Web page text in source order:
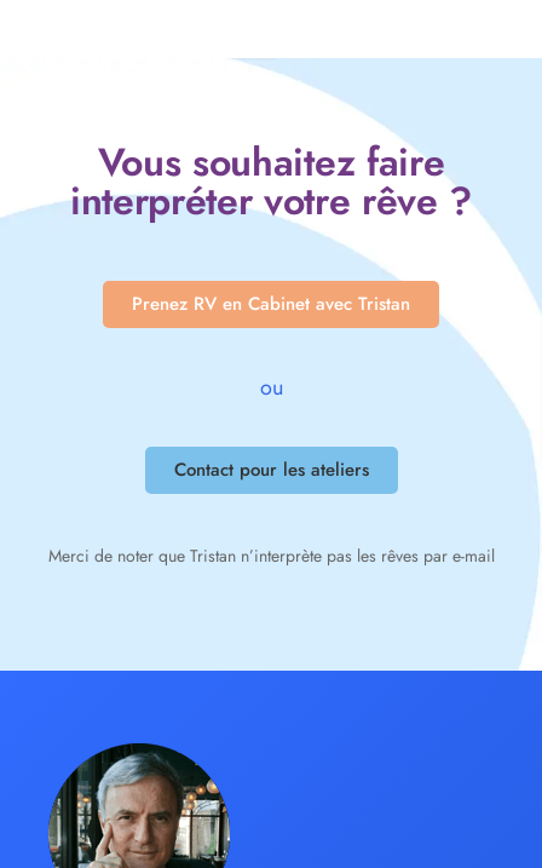
Vous souhaitez faire
interpréter votre rêve ?
Prenez RV en Cabinet avec Tristan
ou
Contact pour les ateliers
Merci de noter que Tristan n’interprète pas les rêves par e-mail